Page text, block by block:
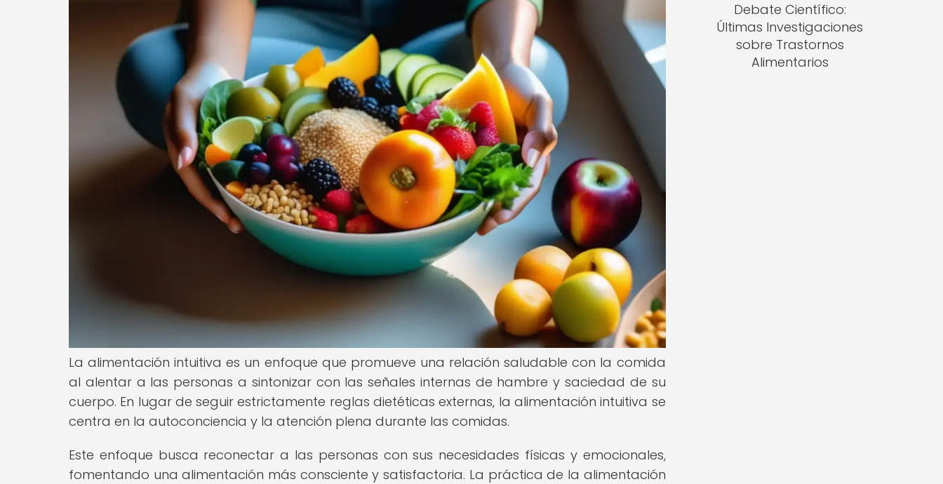
La alimentación intuitiva es un enfoque que promueve una relación saludable con la comida
al alentar a las personas a sintonizar con las señales internas de hambre y saciedad de su
cuerpo. En lugar de seguir estrictamente reglas dietéticas externas, la alimentación intuitiva se
centra en la autoconciencia y la atención plena durante las comidas.
Este enfoque busca reconectar a las personas con sus necesidades físicas y emocionales,
fomentando una alimentación más consciente y satisfactoria. La práctica de la alimentación
Debate Científico:
Últimas Investigaciones
sobre Trastornos
Alimentarios